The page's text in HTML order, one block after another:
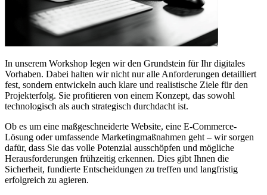
In unserem Workshop legen wir den Grundstein für Ihr digitales
Vorhaben. Dabei halten wir nicht nur alle Anforderungen detailliert
fest, sondern entwickeln auch klare und realistische Ziele für den
Projekterfolg. Sie profitieren von einem Konzept, das sowohl
technologisch als auch strategisch durchdacht ist.
Ob es um eine maßgeschneiderte Website, eine E-Commerce-
Lösung oder umfassende Marketingmaßnahmen geht – wir sorgen
dafür, dass Sie das volle Potenzial ausschöpfen und mögliche
Herausforderungen frühzeitig erkennen. Dies gibt Ihnen die
Sicherheit, fundierte Entscheidungen zu treffen und langfristig
erfolgreich zu agieren.